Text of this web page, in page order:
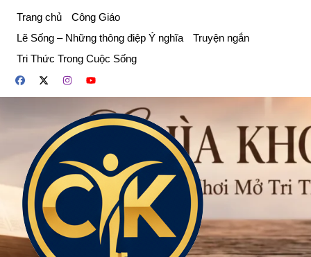
phần
dung
Trang chủ
Công Giáo
Lẽ Sống – Những thông điệp Ý nghĩa
Truyện ngắn
Tri Thức Trong Cuộc Sống